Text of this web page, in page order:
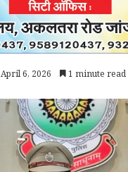
April 6, 2026 1 minute read